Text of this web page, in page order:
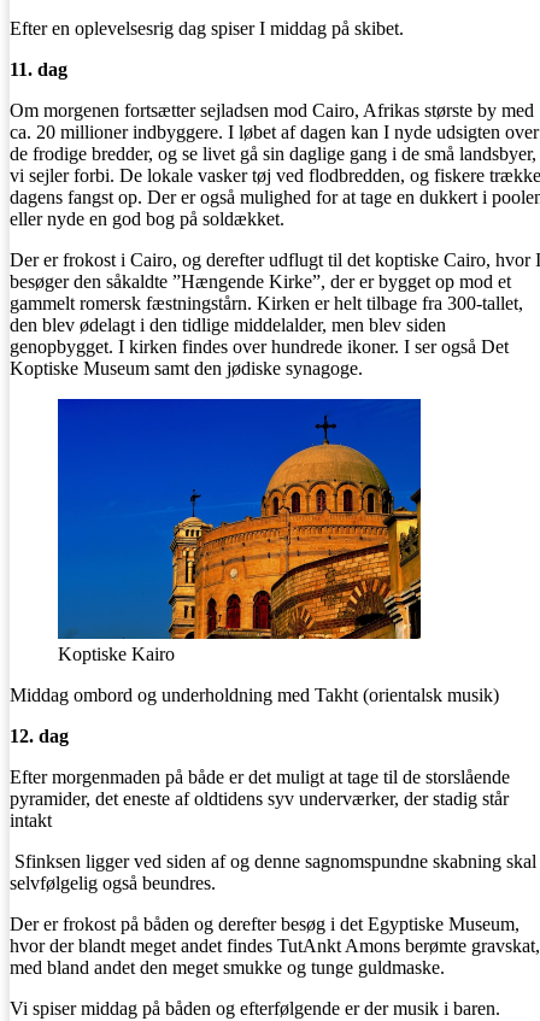
Efter en oplevelsesrig dag spiser I middag på skibet.
11. dag
Om morgenen fortsætter sejladsen mod Cairo, Afrikas største by med
ca. 20 millioner indbyggere. I løbet af dagen kan I nyde udsigten over
de frodige bredder, og se livet gå sin daglige gang i de små landsbyer,
vi sejler forbi. De lokale vasker tøj ved flodbredden, og fiskere
dagens fangst op. Der er også mulighed for at tage en dukkert i
eller nyde en god bog på soldækket.
Der er frokost i Cairo, og derefter udflugt til det koptiske Cairo, hvor I
besøger den såkaldte ”Hængende Kirke”, der er bygget op mod et
gammelt romersk fæstningstårn. Kirken er helt tilbage fra 300-tallet,
den blev ødelagt i den tidlige middelalder, men blev siden
genopbygget. I kirken findes over hundrede ikoner. I ser også Det
Koptiske Museum samt den jødiske synagoge.
Koptiske Kairo
Middag ombord og underholdning med Takht (orientalsk musik)
12. dag
Efter morgenmaden på både er det muligt at tage til de storslående
pyramider, det eneste af oldtidens syv underværker, der stadig står
intakt
Sfinksen ligger ved siden af og denne sagnomspundne skabning skal
selvfølgelig også beundres.
Der er frokost på båden og derefter besøg i det Egyptiske Museum,
hvor der blandt meget andet findes TutAnkt Amons berømte gravskat,
med bland andet den meget smukke og tunge guldmaske.
Vi spiser middag på båden og efterfølgende er der musik i baren.